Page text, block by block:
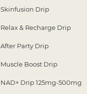
Skinfusion
Relax & Recharge
After Party
Muscle Boost
NAD+ Drip 125mg-